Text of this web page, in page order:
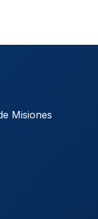
Misiones